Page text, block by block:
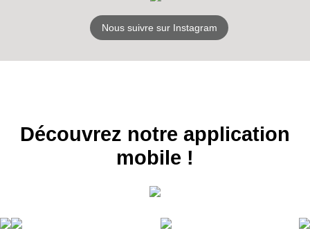
Nous suivre sur Instagram
Découvrez notre application
mobile !